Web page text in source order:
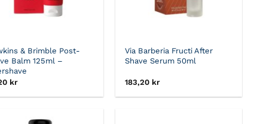
& Brimble Post-
Balm 125ml –
kr
Via Barberia Fructi After
Shave Serum 50ml
183,20 kr